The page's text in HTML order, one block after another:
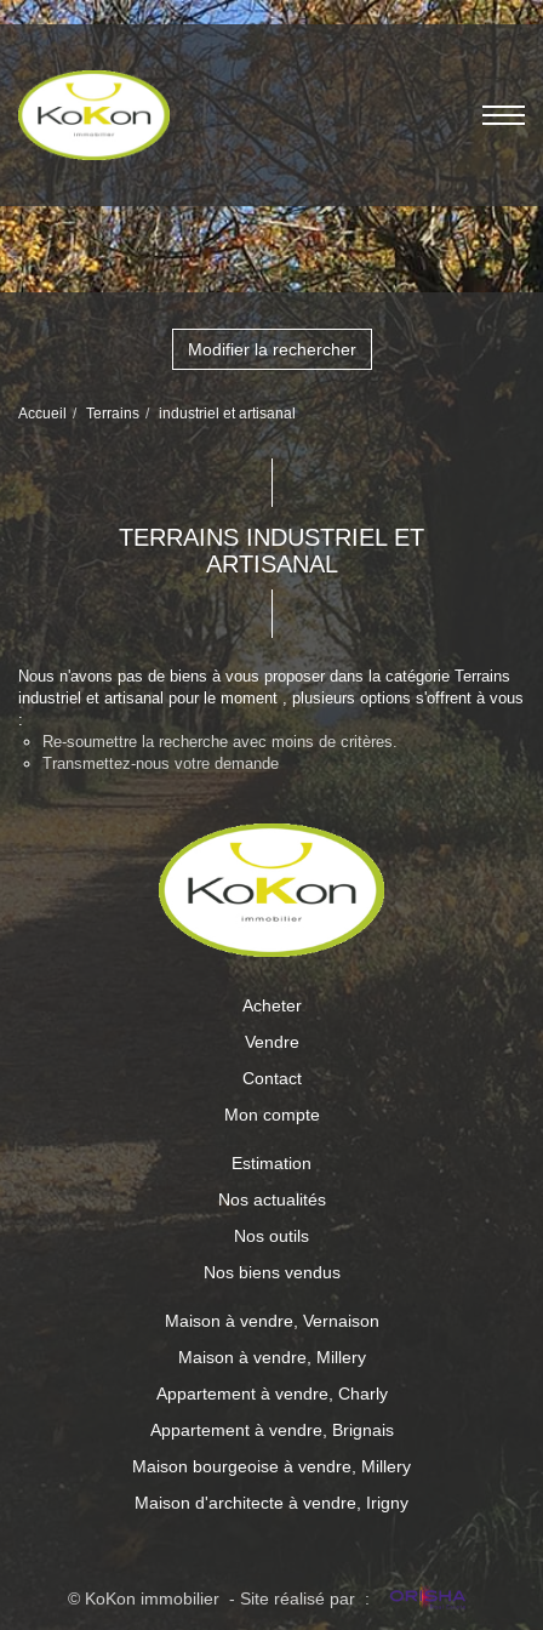
Modifier la rechercher
Accueil Terrains industriel et artisanal
TERRAINS INDUSTRIEL ET
ARTISANAL
Nous n'avons pas de biens à vous proposer dans la catégorie Terrains
industriel et artisanal pour le moment , plusieurs options s'offrent à vous
:
Re-soumettre la recherche avec moins de critères.
Transmettez-nous votre demande
Acheter
Vendre
Contact
Mon compte
Estimation
Nos actualités
Nos outils
Nos biens vendus
Maison à vendre, Vernaison
Maison à vendre, Millery
Appartement à vendre, Charly
Appartement à vendre, Brignais
Maison bourgeoise à vendre, Millery
Maison d'architecte à vendre, Irigny
© KoKon immobilier - Site réalisé par :